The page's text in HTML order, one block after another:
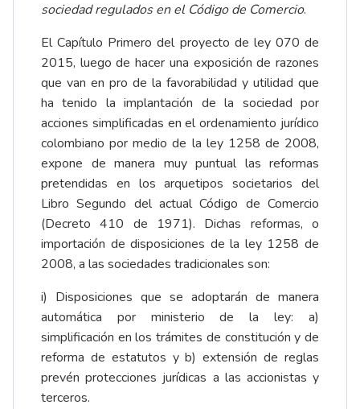
sociedad regulados en el Código de Comercio.
El Capítulo Primero del proyecto de ley 070 de
2015, luego de hacer una exposición de razones
que van en pro de la favorabilidad y utilidad que
ha tenido la implantación de la sociedad por
acciones simplificadas en el ordenamiento jurídico
colombiano por medio de la ley 1258 de 2008,
expone de manera muy puntual las reformas
pretendidas en los arquetipos societarios del
Libro Segundo del actual Código de Comercio
(Decreto 410 de 1971). Dichas reformas, o
importación de disposiciones de la ley 1258 de
2008, a las sociedades tradicionales son:
i) Disposiciones que se adoptarán de manera
automática por ministerio de la ley: a)
simplificación en los trámites de constitución y de
reforma de estatutos y b) extensión de reglas
prevén protecciones jurídicas a las accionistas y
terceros.